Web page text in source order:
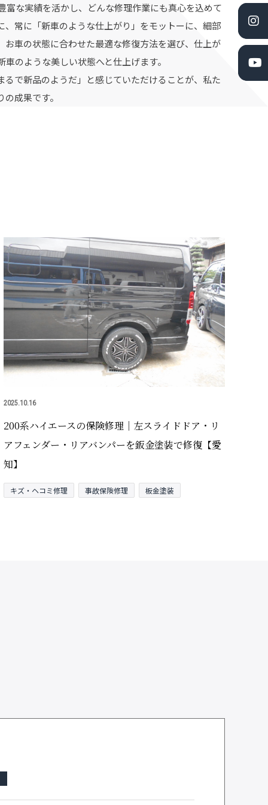
富な実績を活かし、どんな修理作業にも真心を込めて
、常に「新車のような仕上がり」をモットーに、細部
お車の状態に合わせた最適な修復方法を選び、仕上が
のような美しい状態へと仕上げます。
るで新品のようだ」と感じていただけることが、私た
成果です。
2025.10.16
200系ハイエースの保険修理｜左スライドドア・リ
アフェンダー・リアバンパーを鈑金塗装で修復【愛
知】
キズ・ヘコミ修理 事故保険修理 板金塗装